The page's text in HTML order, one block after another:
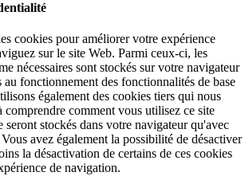
cookies pour améliorer votre expérience
sur le site Web. Parmi ceux-ci, les
nécessaires sont stockés sur votre navigateur
au fonctionnement des fonctionnalités de base
également des cookies tiers qui nous
comprendre comment vous utilisez ce site
seront stockés dans votre navigateur qu'avec
avez également la possibilité de désactiver
la désactivation de certains de ces cookies
de navigation.